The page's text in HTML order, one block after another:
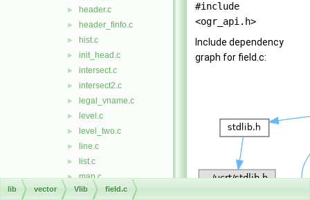
► header.c
► header_finfo.c
► hist.c
► init_head.c
► intersect.c
► intersect2.c
► legal_vname.c
► level.c
► level_two.c
► line.c
► list.c
► map.c
► merge_lines.c
#include
<ogr_api.h>
Include dependency
graph for field.c:
lib vector Vlib field.c